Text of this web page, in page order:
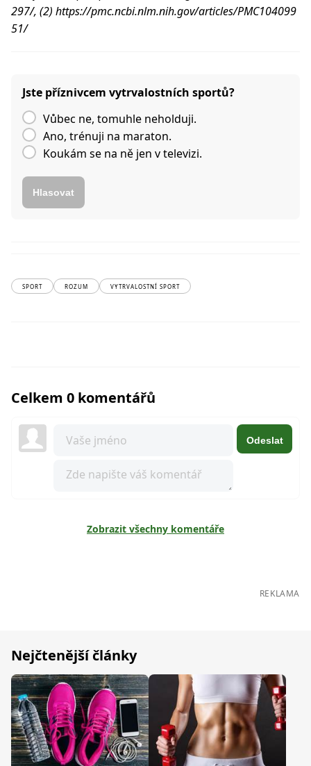
297/, (2) https://pmc.ncbi.nlm.nih.gov/articles/PMC104099
51/
Jste příznivcem vytrvalostních sportů?
Vůbec ne, tomuhle neholduji.
Ano, trénuji na maraton.
Koukám se na ně jen v televizi.
Hlasovat
SPORT ROZUM VYTRVALOSTNÍ SPORT
Celkem 0 komentářů
Odeslat
Zobrazit všechny komentáře
REKLAMA
Nejčtenější články